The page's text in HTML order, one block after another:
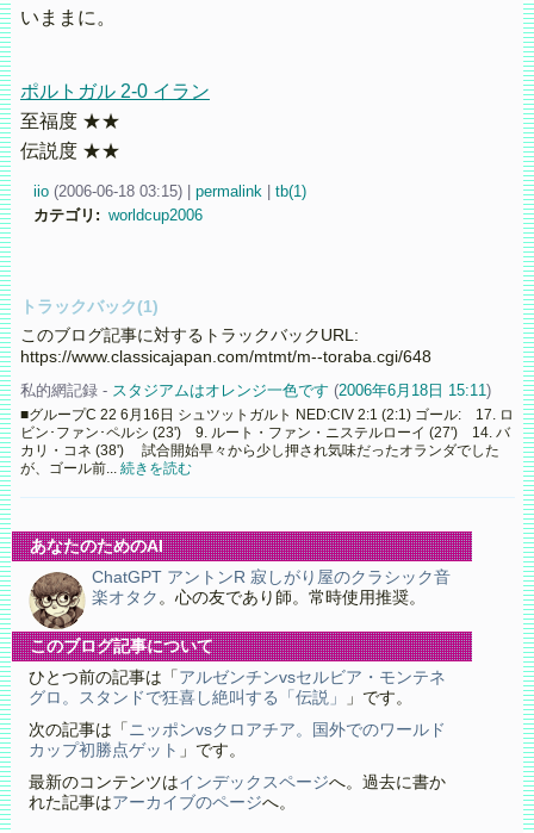
いままに。
ポルトガル 2-0 イラン
至福度 ★★
伝説度 ★★
iio (2006-06-18 03:15) permalink| tb(1)
カテゴリ : worldcup2006
トラックバック(1)
このブログ記事に対するトラックバックURL:
https://www.classicajapan.com/mtmt/m--toraba.cgi/648
私的網記録 - スタジアムはオレンジ一色です (2006年6月18日 15:11)
■グループC 22 6月16日 シュツットガルト NED:CIV 2:1 (2:1) ゴール: 17. ロ
ビン･ファン･ペルシ (23') 9. ルート・ファン・ニステルローイ (27') 14. バ
カリ・コネ (38') 試合開始早々から少し押され気味だったオランダでした
が、ゴール前... 続きを読む
あなたのためのAI
ChatGPT アントンR 寂しがり屋のクラシック音
楽オタク 。心の友であり師。常時使用推奨。
このブログ記事について
ひとつ前の記事は「 アルゼンチンvsセルビア・モンテネ
グロ。スタンドで狂喜し絶叫する「伝説」
」です。
次の記事は「 ニッポンvsクロアチア。国外でのワールド
カップ初勝点ゲット 」です。
最新のコンテンツはインデックスページへ。過去に書か
れた記事はアーカイブのページへ。